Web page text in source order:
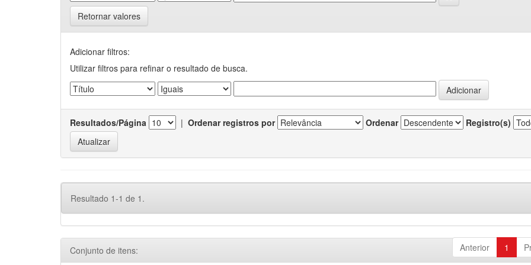
Retornar valores
Adicionar filtros:
Utilizar filtros para refinar o resultado de busca.
Resultados/Página | Ordenar registros por Ordenar Registro(s)
Resultado 1-1 de 1.
Anterior 1
Conjunto de itens: